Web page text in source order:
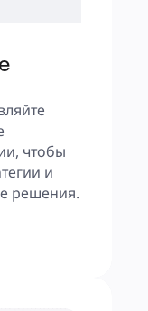
чтобы
и
решения.